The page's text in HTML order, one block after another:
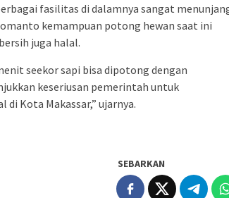
fasilitas di dalamnya sangat
kemampuan potong hewan saat ini
juga halal.
seekor sapi bisa dipotong dengan
keseriusan pemerintah untuk
di Kota Makassar,” ujarnya.
SEBARKAN